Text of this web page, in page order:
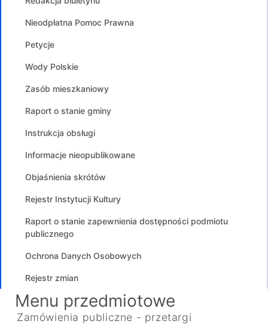
Nieodpłatna Pomoc Prawna
Petycje
Wody Polskie
Zasób mieszkaniowy
Raport o stanie gminy
Instrukcja obsługi
Informacje nieopublikowane
Objaśnienia skrótów
Rejestr Instytucji Kultury
Raport o stanie zapewnienia dostępności podmiotu
publicznego
Ochrona Danych Osobowych
Rejestr zmian
Menu przedmiotowe
Zamówienia publiczne - przetargi